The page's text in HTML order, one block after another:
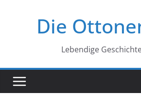
Die
Lebendige